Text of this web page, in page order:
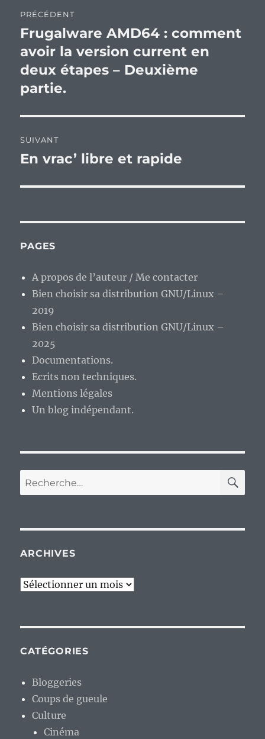
de
l’article
PRÉCÉDENT
Publication
précédente :
Frugalware AMD64 : comment
avoir la version current en
deux étapes – Deuxième
partie.
SUIVANT
Publication
En vrac’ libre et rapide
PAGES
A propos de l’auteur / Me contacter
Bien choisir sa distribution GNU/Linux –
2019
Bien choisir sa distribution GNU/Linux –
2025
Documentations.
Ecrits non techniques.
Mentions légales
Un blog indépendant.
Recherche
pour :
ARCHIVES
Archives
CATÉGORIES
Bloggeries
Coups de gueule
Culture
Cinéma